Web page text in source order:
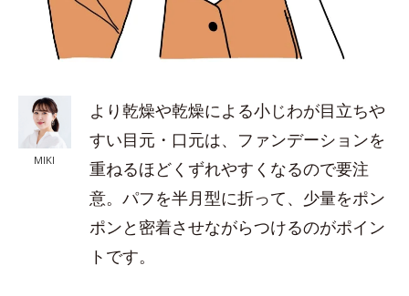
MIKI
より乾燥や乾燥による小じわが目立ちや
すい目元・口元は、ファンデーションを
重ねるほどくずれやすくなるので要注
意。パフを半月型に折って、少量をポン
ポンと密着させながらつけるのがポイン
トです。